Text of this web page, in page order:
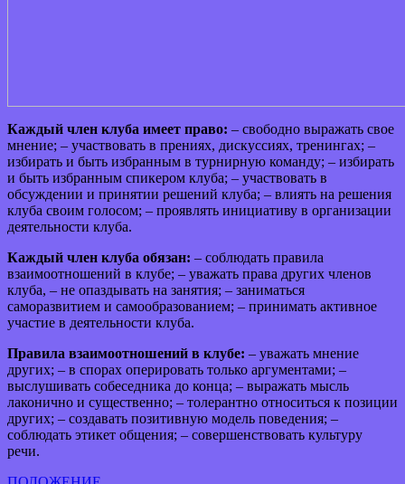
Каждый член клуба имеет право: – свободно выражать свое
мнение; – участвовать в прениях, дискуссиях, тренингах; –
избирать и быть избранным в турнирную команду; – избирать
и быть избранным спикером клуба; – участвовать в
обсуждении и принятии решений клуба; – влиять на решения
клуба своим голосом; – проявлять инициативу в организации
деятельности клуба.
Каждый член клуба обязан: – соблюдать правила
взаимоотношений в клубе; – уважать права других членов
клуба, – не опаздывать на занятия; – заниматься
саморазвитием и самообразованием; – принимать активное
участие в деятельности клуба.
Правила взаимоотношений в клубе: – уважать мнение
других; – в спорах оперировать только аргументами; –
выслушивать собеседника до конца; – выражать мысль
лаконично и существенно; – толерантно относиться к позиции
других; – создавать позитивную модель поведения; –
соблюдать этикет общения; – совершенствовать культуру
речи.